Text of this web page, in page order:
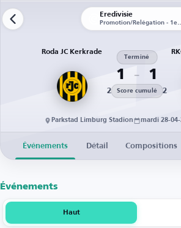
Eredivisie
Promotion/Relégation
Roda JC Kerkrade
1
Terminé
1
2 Score cumulé 2
Parkstad Limburg Stadion mardi 28-04-
Événements Détail Compositions
Événements
Haut